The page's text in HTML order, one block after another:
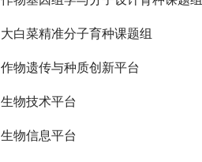
大白菜精准分子育种课题组
作物遗传与种质创新平台
生物技术平台
生物信息平台